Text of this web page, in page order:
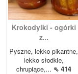
Krokodylki - ogórki
z...
Pyszne, lekko pikantne,
lekko słodkie,
chrupiące,... ⇖ 414